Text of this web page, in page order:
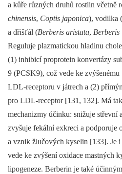
a kůře různých druhů rostlin včetně
chinensis, Coptis japonica), vodilka (
a dřišťál (Berberis aristata, Berberis
Reguluje plazmatickou hladinu
(1) inhibicí proprotein konvertázy
9 (PCSK9), což vede ke zvýšenému
LDL-receptoru v játrech a (2)
pro LDL-receptor [131, 132]. Má
mechanizmy účinku: snižuje střevní
zvyšuje fekální exkreci a podporuje
a vznik žlučových kyselin [133]. Je
vede ke zvýšení oxidace mastných
lipogeneze. Berberin je také